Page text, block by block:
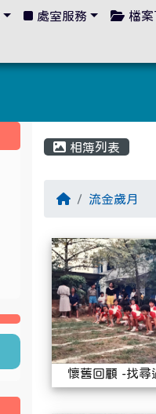
相簿列表
流金歲月
相簿列表
懷舊回顧 -找尋
處室服務 檔案